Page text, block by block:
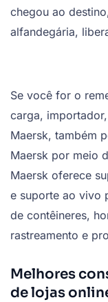
chegou ao
alfandegária,
Se você for o
carga,
Maersk, também
Maersk por meio
Maersk oferece
e suporte ao vivo
de contêineres,
rastreamento e
Melhores
de lojas